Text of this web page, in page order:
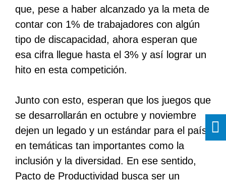
que, pese a haber alcanzado ya la meta de
contar con 1% de trabajadores con algún
tipo de discapacidad, ahora esperan que
esa cifra llegue hasta el 3% y así lograr un
hito en esta competición.
Junto con esto, esperan que los juegos que
se desarrollarán en octubre y noviembre
dejen un legado y un estándar para el país
en temáticas tan importantes como la
inclusión y la diversidad. En ese sentido,
Pacto de Productividad busca ser un